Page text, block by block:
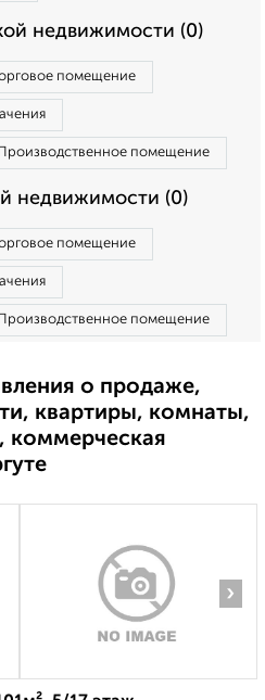
недвижимости (0)
помещение
Производственное помещение
недвижимости (0)
помещение
Производственное помещение
о продаже,
квартиры, комнаты,
›